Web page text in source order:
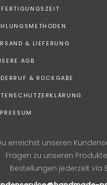
& LIEFERUNG
AGB
& RÜCKGABE
erreichst unseren
Fragen zu unseren
Bestellungen jederzeit via